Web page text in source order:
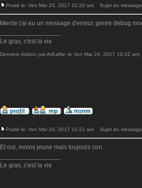
Posté le: Ven Mar 24, 2017 10:20 am Sujet du
Merde j'ai eu un message d'erreur, genre debug
Le gras, c'est la vie
Dernière édition par ArKaNe- le Ven Mar 24, 2017 10:22
Posté le: Ven Mar 24, 2017 10:21 am Sujet du
Et oui, moins jeune mais toujours con.
Le gras, c'est la vie